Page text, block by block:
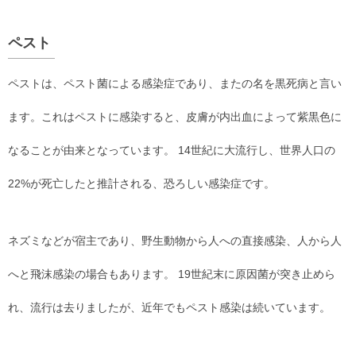
ペスト
ペストは、ペスト菌による感染症であり、またの名を黒死病と言い
ます。これはペストに感染すると、皮膚が内出血によって紫黒色に
なることが由来となっています。 14世紀に大流行し、世界人口の
22%が死亡したと推計される、恐ろしい感染症です。
ネズミなどが宿主であり、野生動物から人への直接感染、人から人
へと飛沫感染の場合もあります。 19世紀末に原因菌が突き止めら
れ、流行は去りましたが、近年でもペスト感染は続いています。